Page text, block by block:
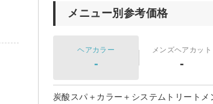
メニュー別参考価格
ヘアカラー
-
メンズヘアカット
-
炭酸スパ＋カラー＋システムトリートメ